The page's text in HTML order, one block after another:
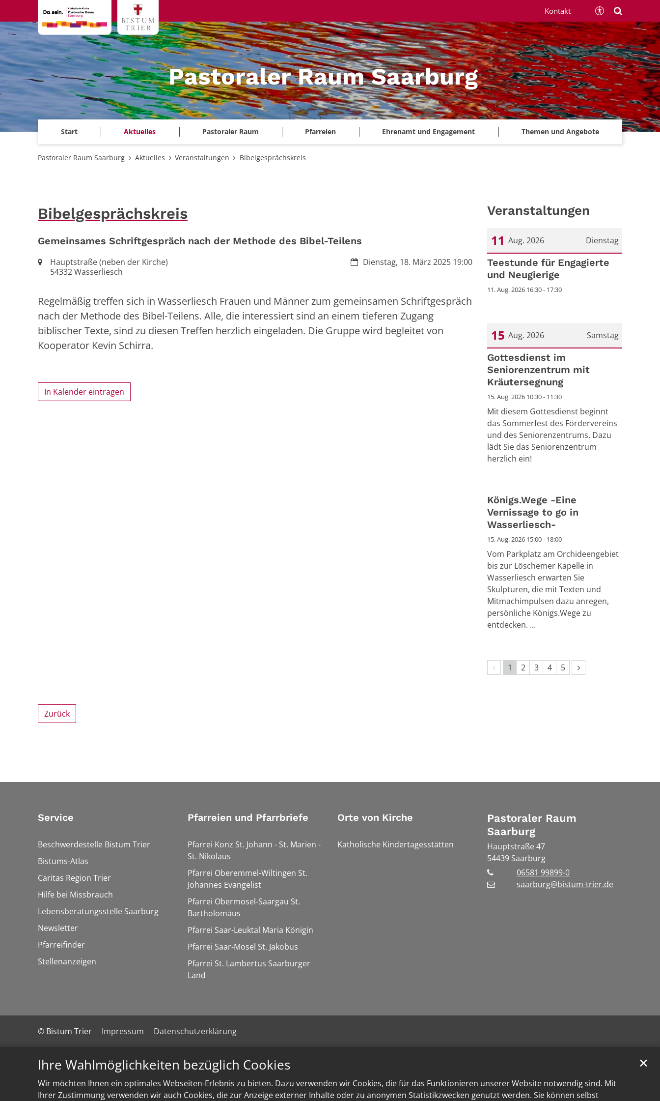
Ihre Wahlmöglichkeiten bezüglich Cookies
Wir möchten Ihnen ein optimales Webseiten-Erlebnis zu bieten. Dazu verwenden wir Cookies, die für das Funktionieren unserer Website notwendig sind. Mit
Ihrer Zustimmung verwenden wir auch Cookies, die zur Anzeige externer Inhalte oder zu anonymen Statistikzwecken genutzt werden. Sie können selbst
✕
Zum Inhalt springen
Pastoraler Raum Saarburg
Start Aktuelles Pastoraler Raum Pfarreien Ehrenamt und Engagement Themen und Angebote
Kontakt
Pastoraler Raum Saarburg Aktuelles Veranstaltungen Bibelgesprächskreis
Bibelgesprächskreis
Gemeinsames Schriftgespräch nach der Methode des Bibel-Teilens
Datum:Dienstag, 18. März 2025 19:00
Ort:Hauptstraße (neben der Kirche)
54332Wasserliesch
Regelmäßig treffen sich in Wasserliesch Frauen und Männer zum gemeinsamen Schriftgespräch
nach der Methode des Bibel-Teilens. Alle, die interessiert sind an einem tieferen Zugang
biblischer Texte, sind zu diesen Treffen herzlich eingeladen. Die Gruppe wird begleitet von
Kooperator Kevin Schirra.
In Kalender eintragen
Veranstaltungen
Dienstag
11 Aug. 2026
Datum: 11. August 2026
Teestunde für Engagierte
und Neugierige
11. Aug. 2026 16:30 - 17:30
Samstag
15 Aug. 2026
Datum: 15. August 2026
Gottesdienst im
Seniorenzentrum mit
Kräutersegnung
15. Aug. 2026 10:30 - 11:30
Mit diesem Gottesdienst beginnt
das Sommerfest des Fördervereins
und des Seniorenzentrums. Dazu
lädt Sie das Seniorenzentrum
herzlich ein!
Königs.Wege -Eine
Vernissage to go in
Wasserliesch-
15. Aug. 2026 15:00 - 18:00
Vom Parkplatz am Orchideengebiet
bis zur Löschemer Kapelle in
Wasserliesch erwarten Sie
Skulpturen, die mit Texten und
Mitmachimpulsen dazu anregen,
persönliche Königs.Wege zu
entdecken. ...
Vorherige Seite
1 2 3 4 5 Nächste Seite
Zurück
Service
Beschwerdestelle Bistum Trier
Bistums-Atlas
Caritas Region Trier
Hilfe bei Missbrauch
Lebensberatungsstelle Saarburg
Newsletter
Pfarreifinder
Stellenanzeigen
Pfarreien und Pfarrbriefe
Pfarrei Konz St. Johann - St. Marien -
St. Nikolaus
Pfarrei Oberemmel-Wiltingen St.
Johannes Evangelist
Pfarrei Obermosel-Saargau St.
Bartholomäus
Pfarrei Saar-Leuktal Maria Königin
Pfarrei Saar-Mosel St. Jakobus
Pfarrei St. Lambertus Saarburger
Land
Orte von Kirche
Katholische Kindertagesstätten
Pastoraler Raum
Saarburg
Hauptstraße 47
54439 Saarburg
06581 99899-0
saarburg@bistum-trier.de
© Bistum Trier Impressum Datenschutzerklärung